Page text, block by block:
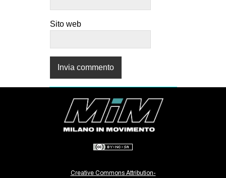
Sito web
Creative Commons Attribution-